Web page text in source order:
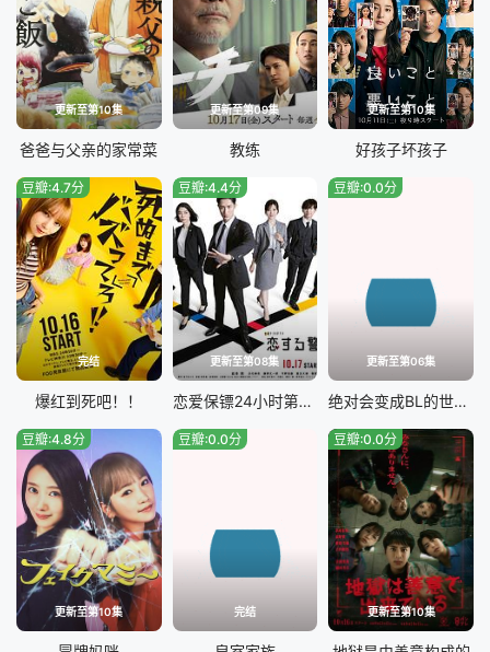
更新至第10集
爸爸与父亲的家常菜
更新至第09集
教练
更新至第10集
好孩子坏孩子
完结
豆瓣:4.7分
爆红到死吧！！
更新至第08集
豆瓣:4.4分
恋爱保镖24小时第二季
更新至第06集
豆瓣:0.0分
绝对会变成BL的世界VS绝不想变成BL的男人最终章
更新至第10集
豆瓣:4.8分
完结
豆瓣:0.0分
更新至第10集
豆瓣:0.0分